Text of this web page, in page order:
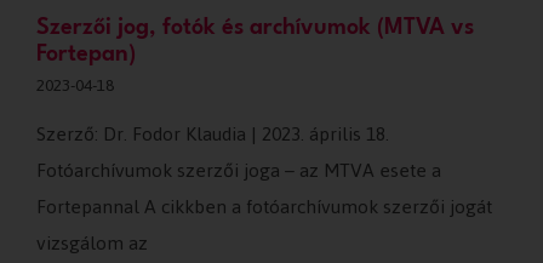
Szerzői jog, fotók és archívumok (MTVA vs
Fortepan)
2023-04-18
Szerző: Dr. Fodor Klaudia | 2023. április 18.
Fotóarchívumok szerzői joga – az MTVA esete a
Fortepannal A cikkben a fotóarchívumok szerzői jogát
vizsgálom az